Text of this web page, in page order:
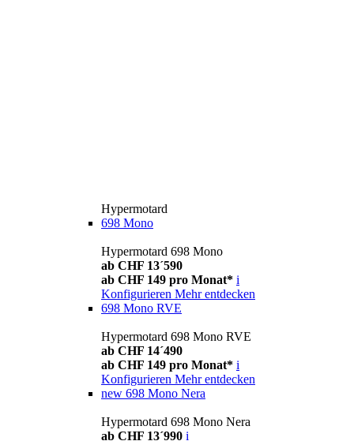
Hypermotard
698 Mono
Hypermotard 698 Mono
ab CHF 13´590
ab CHF 149 pro Monat* i
Konfigurieren Mehr entdecken
698 Mono RVE
Hypermotard 698 Mono RVE
ab CHF 14´490
ab CHF 149 pro Monat* i
Konfigurieren Mehr entdecken
new 698 Mono Nera
Hypermotard 698 Mono Nera
ab CHF 13´990 i